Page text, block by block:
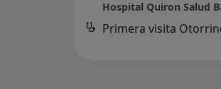
Hospital Quiron Salud